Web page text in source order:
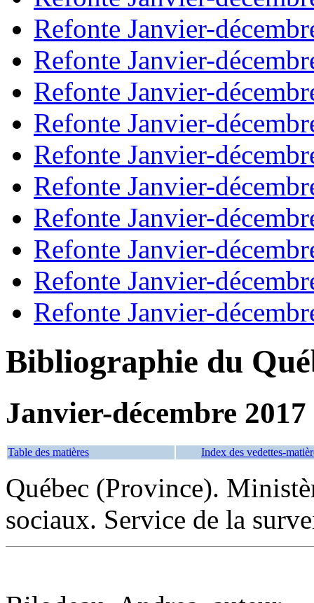
Refonte Janvier-
Refonte Janvier-
Refonte Janvier-
Refonte Janvier-
Refonte Janvier-
Refonte Janvier-
Refonte Janvier-
Refonte Janvier-
Refonte Janvier-
Refonte Janvier-
Bibliographie du
Janvier-décembre 2017
Table des matières Index des vedettes-
Québec (Province).
sociaux. Service de la